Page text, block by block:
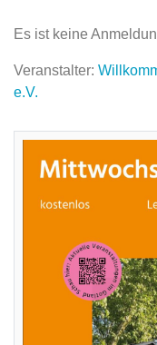
Es ist keine
Veranstalter:
e.V.